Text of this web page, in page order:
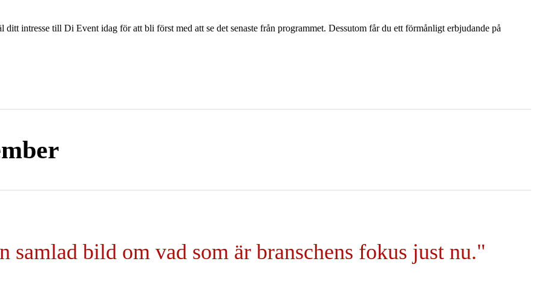
ditt intresse till Di Event idag för att bli först med att se det senaste från programmet. Dessutom får du ett förmånligt erbjudande på
samlad bild om vad som är branschens fokus just nu."